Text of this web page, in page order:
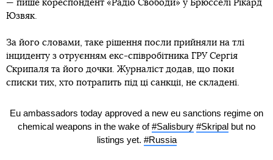
— пише кореспондент «Радіо Свободи» у Брюсселі Рікард
Юзвяк.
За його словами, таке рішення посли прийняли на тлі
інциденту з отруєнням екс-співробітника ГРУ Сергія
Скрипаля та його дочки. Журналіст додав, що поки
списки тих, хто потрапить під ці санкції, не складені.
Eu ambassadors today approved a new eu sanctions regime on
chemical weapons in the wake of#Salisbury #Skripal but no
listings yet. #Russia